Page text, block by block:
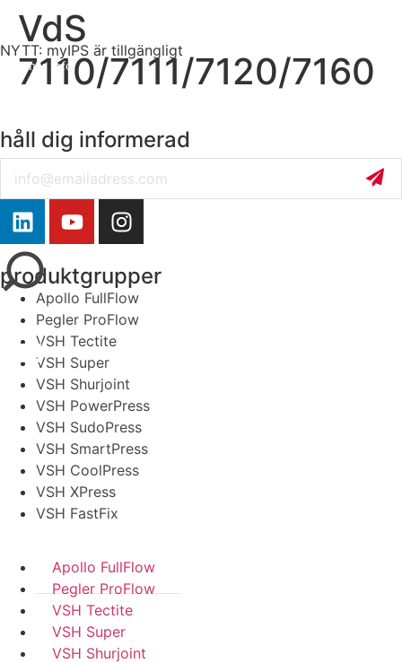
NYTT: myIPS är tillgängligt
mer info
stäng
VdS
7110/7111/7120/7160
håll dig informerad
produktgrupper
Apollo FullFlow
Pegler ProFlow
VSH Tectite
VSH Super
VSH Shurjoint
VSH PowerPress
VSH SudoPress
VSH SmartPress
VSH CoolPress
VSH XPress
VSH FastFix
Apollo FullFlow
Pegler ProFlow
VSH Tectite
VSH Super
VSH Shurjoint